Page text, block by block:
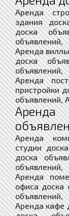
Аренда
здания
доска
Аренда
доска
Аренда
пристройки
объявлений,
Аренда
студии
доска
Аренда
офиса доска
Аренда кафе